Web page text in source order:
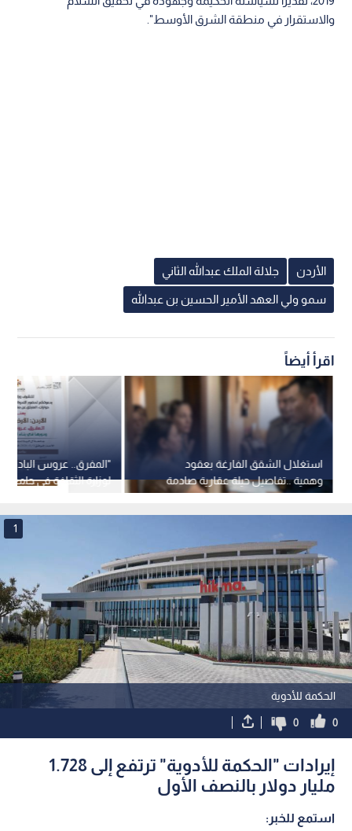
والاستقرار في منطقة الشرق الأوسط".
الأردن جلالة الملك عبدالله الثاني
سمو ولي العهد الأمير الحسين بن عبدالله
اقرأ أيضاً
"المفرق.. عروس
لوزارة الثقافة في جامعة
استغلال الشقق الفارغة بعقود
وهمية ..تفاصيل حيلة عقارية صادمة
في عمان
الحكمة للأدوية
1
0
0
إيرادات "الحكمة للأدوية" ترتفع إلى 1.728
مليار دولار بالنصف الأول
استمع للخبر: